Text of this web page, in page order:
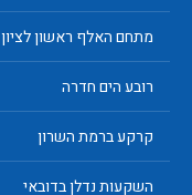
מתחם האלף ראשון לציון
רובע הים חדרה
קרקע ברמת השרון
השקעות נדלן בדובאי